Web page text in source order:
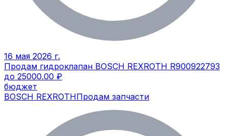
16 мая 2026 г.
Продам гидроклапан BOSCH REXROTH R900922793
до 25000.00 ₽
бюджет
BOSCH REXROTHПродам запчасти